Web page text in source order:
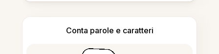
Conta parole e caratteri